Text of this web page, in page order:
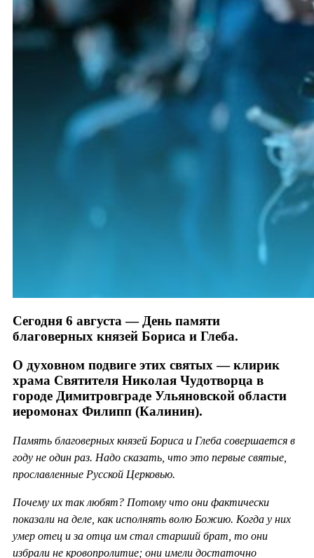
Сегодня 6 августа — День памяти
благоверных князей Бориса и Глеба.
О духовном подвиге этих святых — клирик
храма Святителя Николая Чудотворца в
городе Димитровграде Ульяновской области
иеромонах Филипп (Калинин).
Память благоверных князей Бориса и Глеба совершается в
году не один раз. Надо сказать, что это первые святые,
прославленные Русской Церковью.
Почему их так любят? Потому что они фактически
показали на деле, как исполнять волю Божию. Когда у них
умер отец и за отца им стал старший брат, то они
избрали не кровопролитие; они имели достаточно